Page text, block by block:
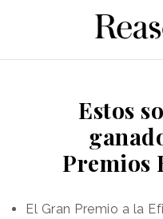
Estos
Premios
El Gran Premio a la